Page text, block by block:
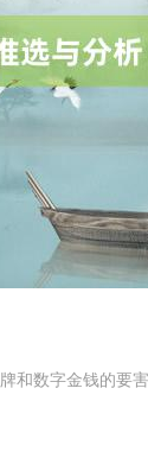
数字金钱的要